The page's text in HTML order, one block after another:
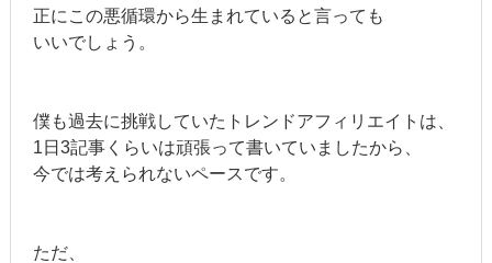
正にこの悪循環から生まれていると言っても
いいでしょう。
僕も過去に挑戦していたトレンドアフィリエイトは、
1日3記事くらいは頑張って書いていましたから、
今では考えられないペースです。
ただ、